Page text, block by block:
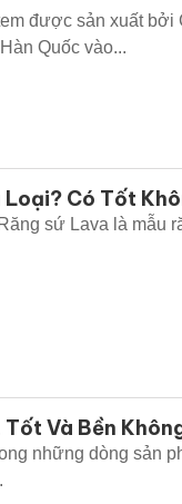
được sản xuất bởi
Quốc vào...
Loại? Có Tốt
sứ Lava là mẫu
Và Bền
những dòng sản